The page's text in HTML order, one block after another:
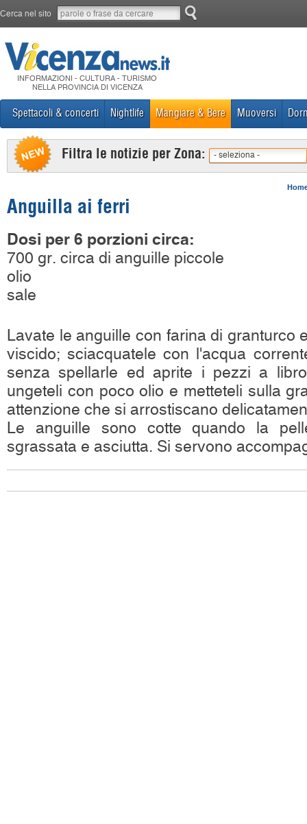
Cerca nel sito
INFORMAZIONI - CULTURA - TURISMO
NELLA PROVINCIA DI VICENZA
Spettacoli & concerti Nightlife Mangiare & Bere Muoversi
Filtra le notizie per Zona: - seleziona -
Anguilla ai ferri
Dosi per 6 porzioni circa:
700 gr. circa di anguille piccole
olio
sale
Lavate le anguille con farina di granturco
viscido; sciacquatele con l'acqua
senza spellarle ed aprite i pezzi a
ungeteli con poco olio e metteteli sulla
attenzione che si arrostiscano
Le anguille sono cotte quando la
sgrassata e asciutta. Si servono